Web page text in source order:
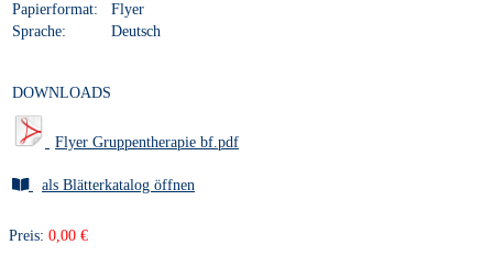
Papierformat:
Flyer
Sprache:
Deutsch
DOWNLOADS
Flyer Gruppentherapie bf.pdf
als Blätterkatalog öffnen
Preis: 0,00 €